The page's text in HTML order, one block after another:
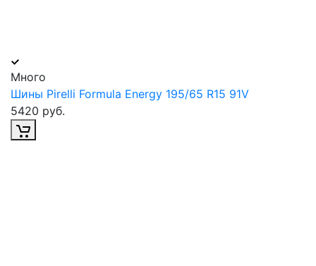
Много
Шины Pirelli Formula Energy 195/65 R15 91V
5420 руб.